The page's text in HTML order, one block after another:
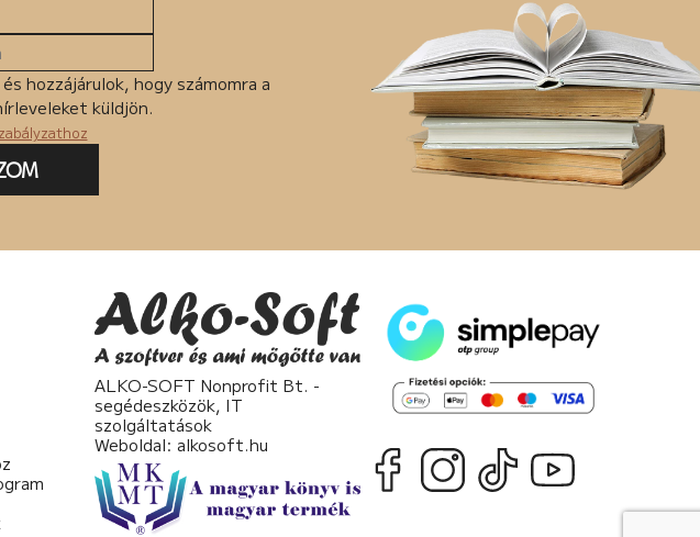
hozzájárulok, hogy számomra a
küldjön.
ALKO-SOFT Nonprofit Bt. -
segédeszközök, IT
szolgáltatások
Weboldal: alkosoft.hu